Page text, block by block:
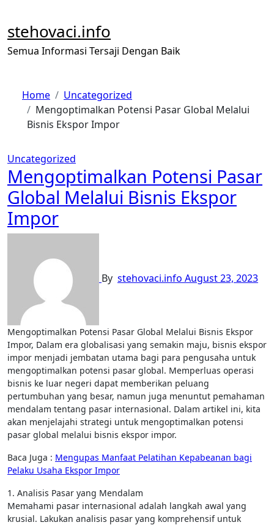
content
stehovaci.info
Semua Informasi Tersaji Dengan Baik
Home
Uncategorized
Mengoptimalkan Potensi Pasar Global Melalui
Bisnis Ekspor Impor
Uncategorized
Mengoptimalkan Potensi Pasar
Global Melalui Bisnis Ekspor
Impor
By stehovaci.info August 23, 2023
Mengoptimalkan Potensi Pasar Global Melalui Bisnis Ekspor
Impor, Dalam era globalisasi yang semakin maju, bisnis ekspor
impor menjadi jembatan utama bagi para pengusaha untuk
mengoptimalkan potensi pasar global. Memperluas operasi
bisnis ke luar negeri dapat memberikan peluang
pertumbuhan yang besar, namun juga menuntut pemahaman
mendalam tentang pasar internasional. Dalam artikel ini, kita
akan menjelajahi strategi untuk mengoptimalkan potensi
pasar global melalui bisnis ekspor impor.
Baca Juga : Mengupas Manfaat Pelatihan Kepabeanan bagi
Pelaku Usaha Ekspor Impor
1. Analisis Pasar yang Mendalam
Memahami pasar internasional adalah langkah awal yang
krusial. Lakukan analisis pasar yang komprehensif untuk